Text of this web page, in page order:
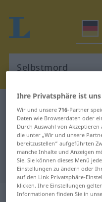
Deutsch-
"Selbstmord"
"Selbstmord"
Ihre Privatsphäre ist
Wir und unsere 716-Partner
Daten wie Browserdaten oder
Durch Auswahl von
die unter „Wir und unsere
bereitzustellen“ aufgeführten
manche Inhalte und Anzeigen
Sie. Sie können dieses Menü
Einstellungen zu ändern oder
auf den Link Privatsphäre-
klicken. Ihre Einstellungen
Informationen finden Sie in